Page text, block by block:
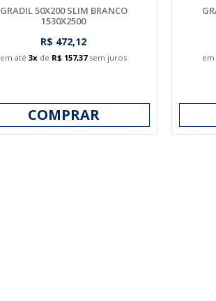
GRADIL 50X200 SLIM BRANCO
1530X2500
R$ 472,12
em até 3x de R$ 157,37sem juros
COMPRAR
em